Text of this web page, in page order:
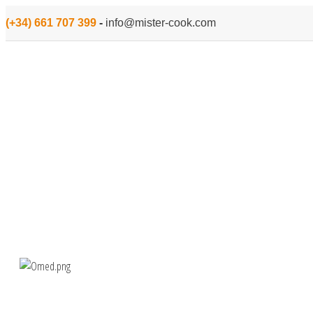
(+34) 661 707 399 - info@mister-cook.com